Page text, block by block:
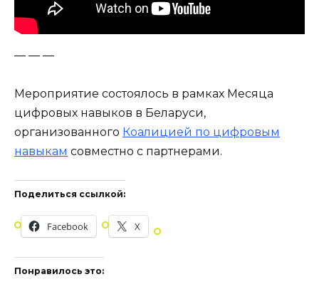
— — —
Мероприятие состоялось в рамках Месяца
цифровых навыков в Беларуси,
организованного Коалицией по цифровым
навыкам совместно с партнерами.
Поделиться ссылкой:
Facebook X
Понравилось это: